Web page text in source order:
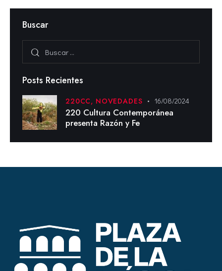
Buscar
Posts Recientes
220CC, NOVEDADES 16/08/2024
220 Cultura Contemporánea
presenta Razón y Fe